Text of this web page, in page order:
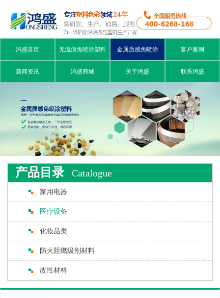
鸿盛首页 无流痕免喷涂塑料 金属质感免喷涂 客户案例
新闻资讯 鸿盛商城 关于鸿盛 联系鸿盛
产品目录 Catalogue
家用电器
医疗设备
化妆品类
防火阻燃级别材料
改性材料